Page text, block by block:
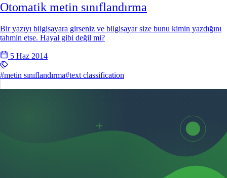
Otomatik metin sınıflandırma
Bir yazıyı bilgisayara girseniz ve bilgisayar size bunu kimin yazdığını
tahmin etse. Hayal gibi değil mi?
5 Haz 2014
#metin sınıflandırma#text classification